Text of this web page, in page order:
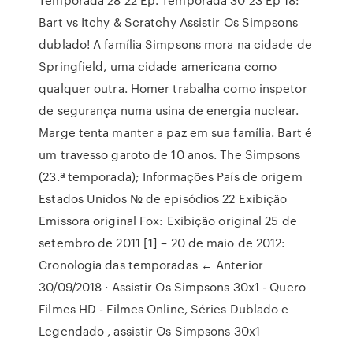
Bart vs Itchy & Scratchy Assistir Os Simpsons
dublado! A família Simpsons mora na cidade de
Springfield, uma cidade americana como
qualquer outra. Homer trabalha como inspetor
de segurança numa usina de energia nuclear.
Marge tenta manter a paz em sua família. Bart é
um travesso garoto de 10 anos. The Simpsons
(23.ª temporada); Informações País de origem
Estados Unidos № de episódios 22 Exibição
Emissora original Fox: Exibição original 25 de
setembro de 2011 [1] – 20 de maio de 2012:
Cronologia das temporadas ← Anterior
30/09/2018 · Assistir Os Simpsons 30x1 - Quero
Filmes HD - Filmes Online, Séries Dublado e
Legendado , assistir Os Simpsons 30x1